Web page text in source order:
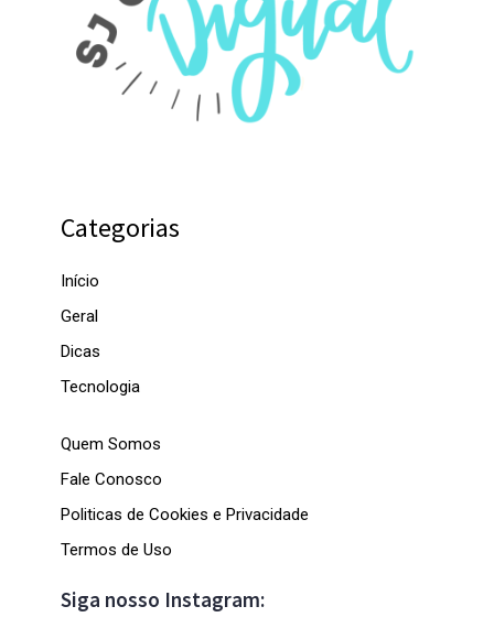
Categorias
Início
Geral
Dicas
Tecnologia
Quem Somos
Fale Conosco
Politicas de Cookies e Privacidade
Termos de Uso
Siga nosso Instagram: